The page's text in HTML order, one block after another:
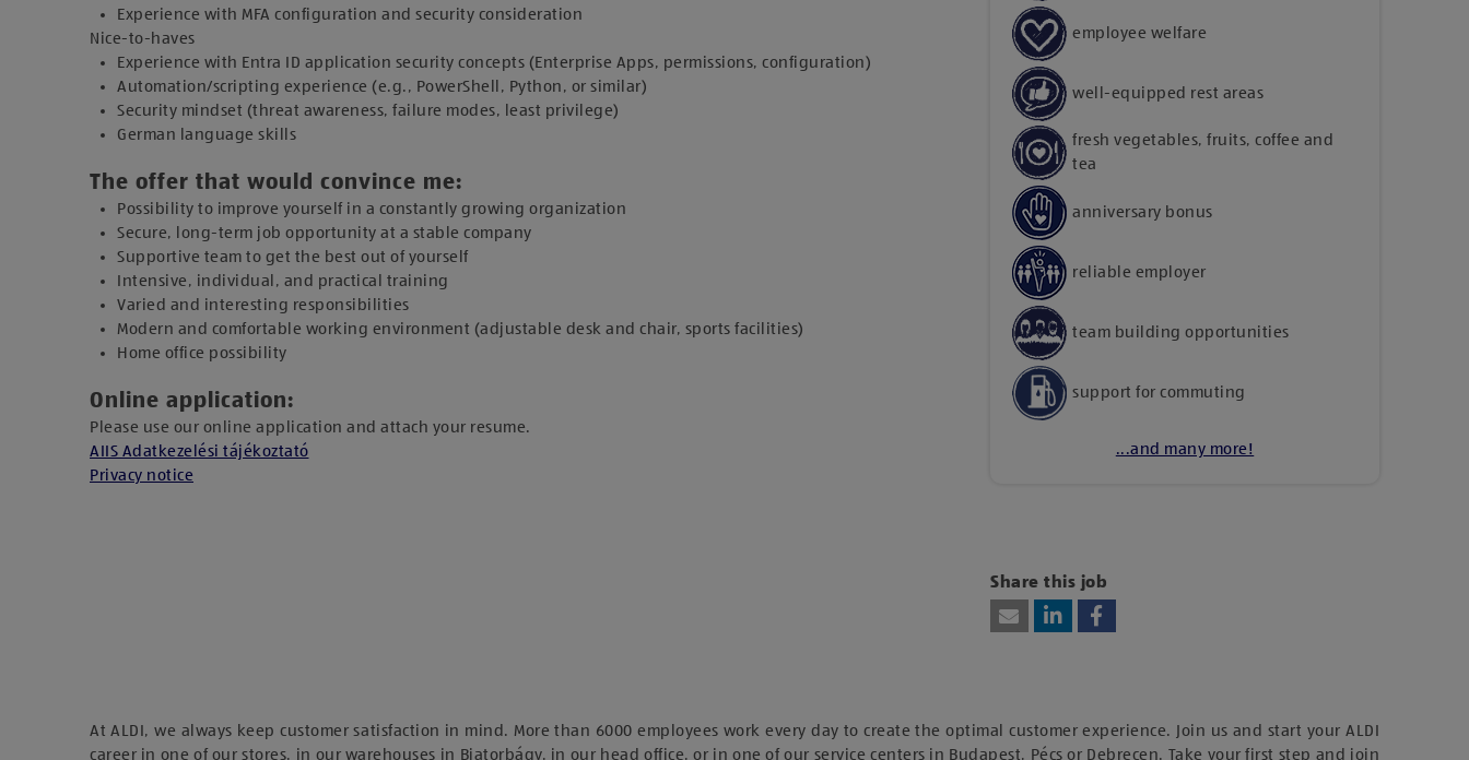
Experience with MFA configuration and security consideration
Nice-to-haves
Experience with Entra ID application security concepts (Enterprise Apps, permissions, configuration)
Automation/scripting experience (e.g., PowerShell, Python, or similar)
Security mindset (threat awareness, failure modes, least privilege)
German language skills
The offer that would convince me:
Possibility to improve yourself in a constantly growing organization
Secure, long-term job opportunity at a stable company
Supportive team to get the best out of yourself
Intensive, individual, and practical training
Varied and interesting responsibilities
Modern and comfortable working environment (adjustable desk and chair, sports facilities)
Home office possibility
Online application:
Please use our online application and attach your resume.
AIIS Adatkezelési tájékoztató
Privacy notice
employee welfare
well-equipped rest areas
fresh vegetables, fruits, coffee and
tea
anniversary bonus
reliable employer
team building opportunities
support for commuting
...and many more!
harmadik fél szolgáltatásainak vagy
technológiájának használatához.
Share this job
At ALDI, we always keep customer satisfaction in mind. More than 6000 employees work every day to create the optimal customer experience. Join us and start your ALDI
career in one of our stores, in our warehouses in Biatorbágy, in our head office, or in one of our service centers in Budapest, Pécs or Debrecen. Take your first step and join